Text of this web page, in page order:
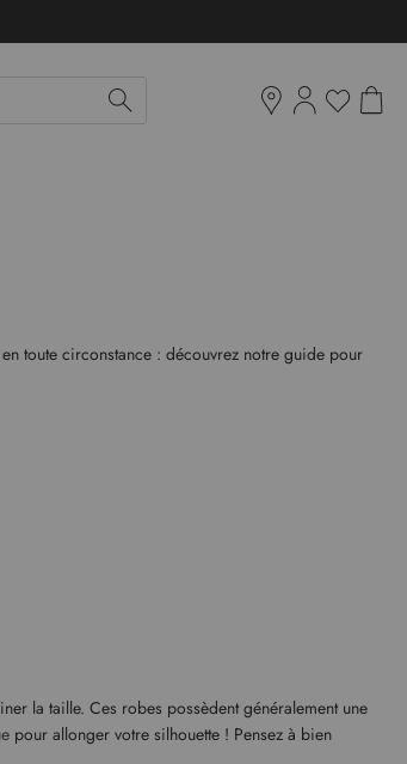
toute circonstance : découvrez notre guide pour
la taille. Ces robes possèdent généralement une
pour allonger votre silhouette ! Pensez à bien